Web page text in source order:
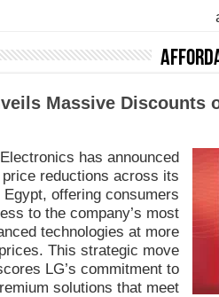
Massive Discounts
has announced
reductions across its
offering consumers
to the company’s most
technologies at more
This strategic move
LG’s commitment to
solutions that meet